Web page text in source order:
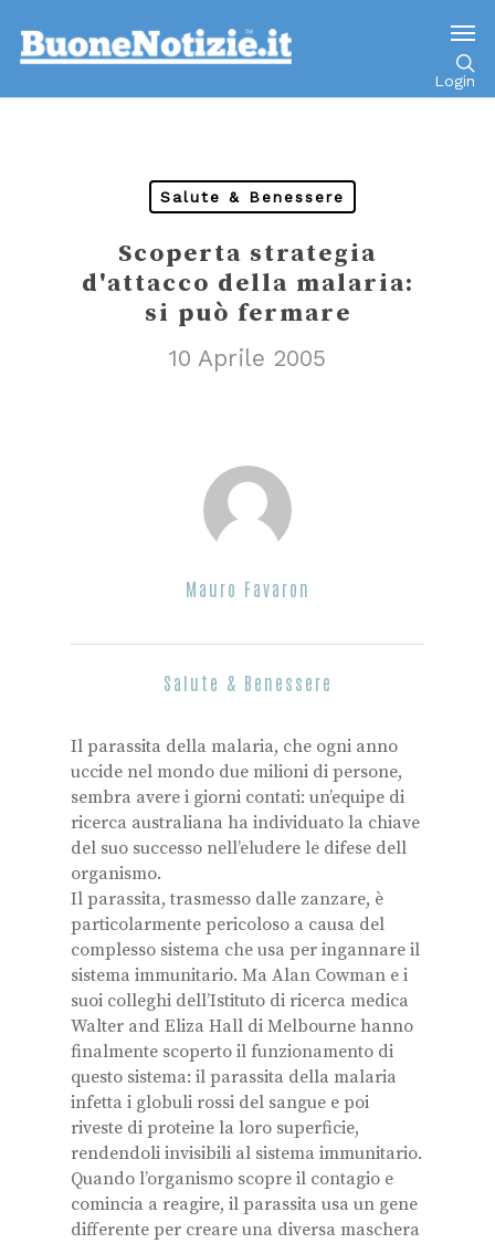
Login
Salute & Benessere
Scoperta strategia
d'attacco della malaria:
si può fermare
10 Aprile 2005
Mauro Favaron
Salute & Benessere
Il parassita della malaria, che ogni anno
uccide nel mondo due milioni di persone,
sembra avere i giorni contati: un’equipe di
ricerca australiana ha individuato la chiave
del suo successo nell’eludere le difese dell
organismo.
Il parassita, trasmesso dalle zanzare, è
particolarmente pericoloso a causa del
complesso sistema che usa per ingannare il
sistema immunitario. Ma Alan Cowman e i
suoi colleghi dell’Istituto di ricerca medica
Walter and Eliza Hall di Melbourne hanno
finalmente scoperto il funzionamento di
questo sistema: il parassita della malaria
infetta i globuli rossi del sangue e poi
riveste di proteine la loro superficie,
rendendoli invisibili al sistema immunitario.
Quando l’organismo scopre il contagio e
comincia a reagire, il parassita usa un gene
differente per creare una diversa maschera
Go to mobile version